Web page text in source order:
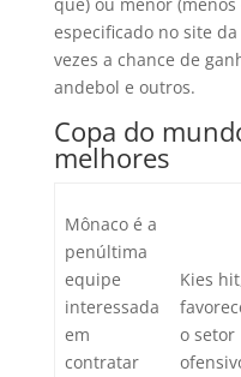
especificado no site
vezes a chance de
andebol e outros.
Copa do
melhores
Mônaco é a
penúltima
equipe
interessada
em
contratar
Kies
o setor